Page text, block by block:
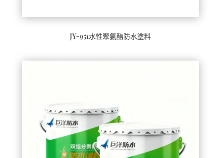
JY-951水性聚氨酯防水塗料